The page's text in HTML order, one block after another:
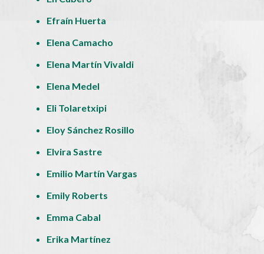
Efraín Huerta
Elena Camacho
Elena Martín Vivaldi
Elena Medel
Eli Tolaretxipi
Eloy Sánchez Rosillo
Elvira Sastre
Emilio Martín Vargas
Emily Roberts
Emma Cabal
Erika Martínez